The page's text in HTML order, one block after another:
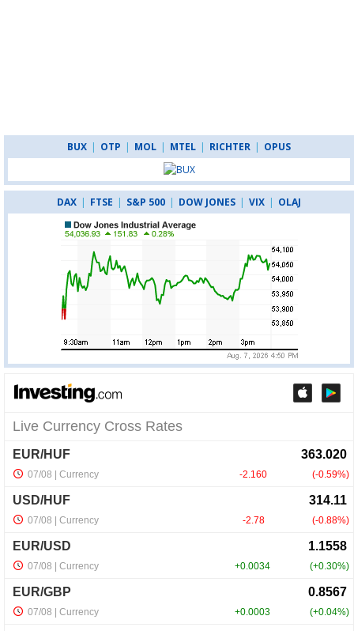
BUX | OTP | MOL | MTEL | RICHTER | OPUS
DAX | FTSE | S&P 500 | DOW JONES | VIX | OLAJ